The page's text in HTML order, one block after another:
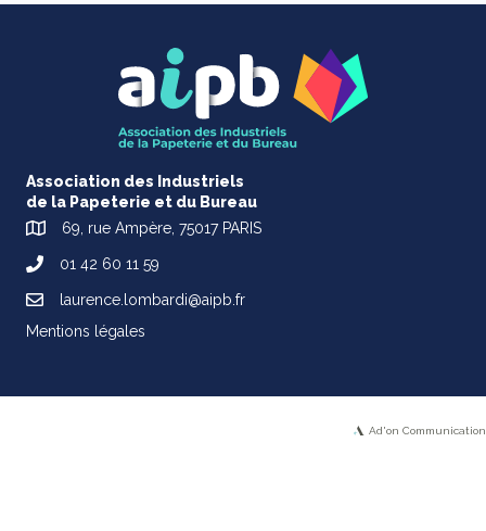
Association des Industriels
de la Papeterie et du Bureau
69, rue Ampère, 75017 PARIS
01 42 60 11 59
laurence.lombardi@aipb.fr
Mentions légales
Ad'on Communication